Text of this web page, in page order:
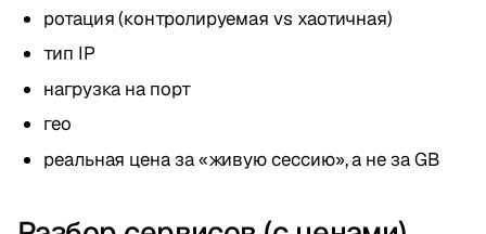
ротация (контролируемая vs хаотичная)
тип IP
нагрузка на порт
гео
реальная цена за «живую сессию», а не за GB